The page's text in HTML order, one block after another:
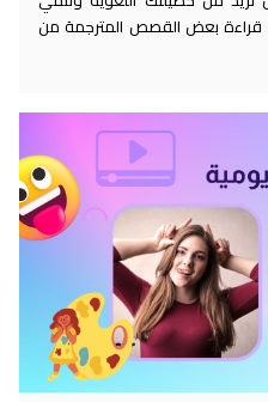
قراءة بعض القصص المترجمة من